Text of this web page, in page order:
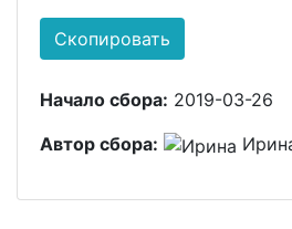
Скопировать
Начало сбора: 2019-03-26
Автор сбора: